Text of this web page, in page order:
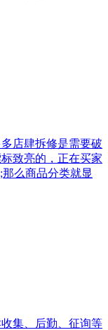
店肆拆修是需要破
致亮的，正在买家
么商品分类就显
集、后勤、征询等